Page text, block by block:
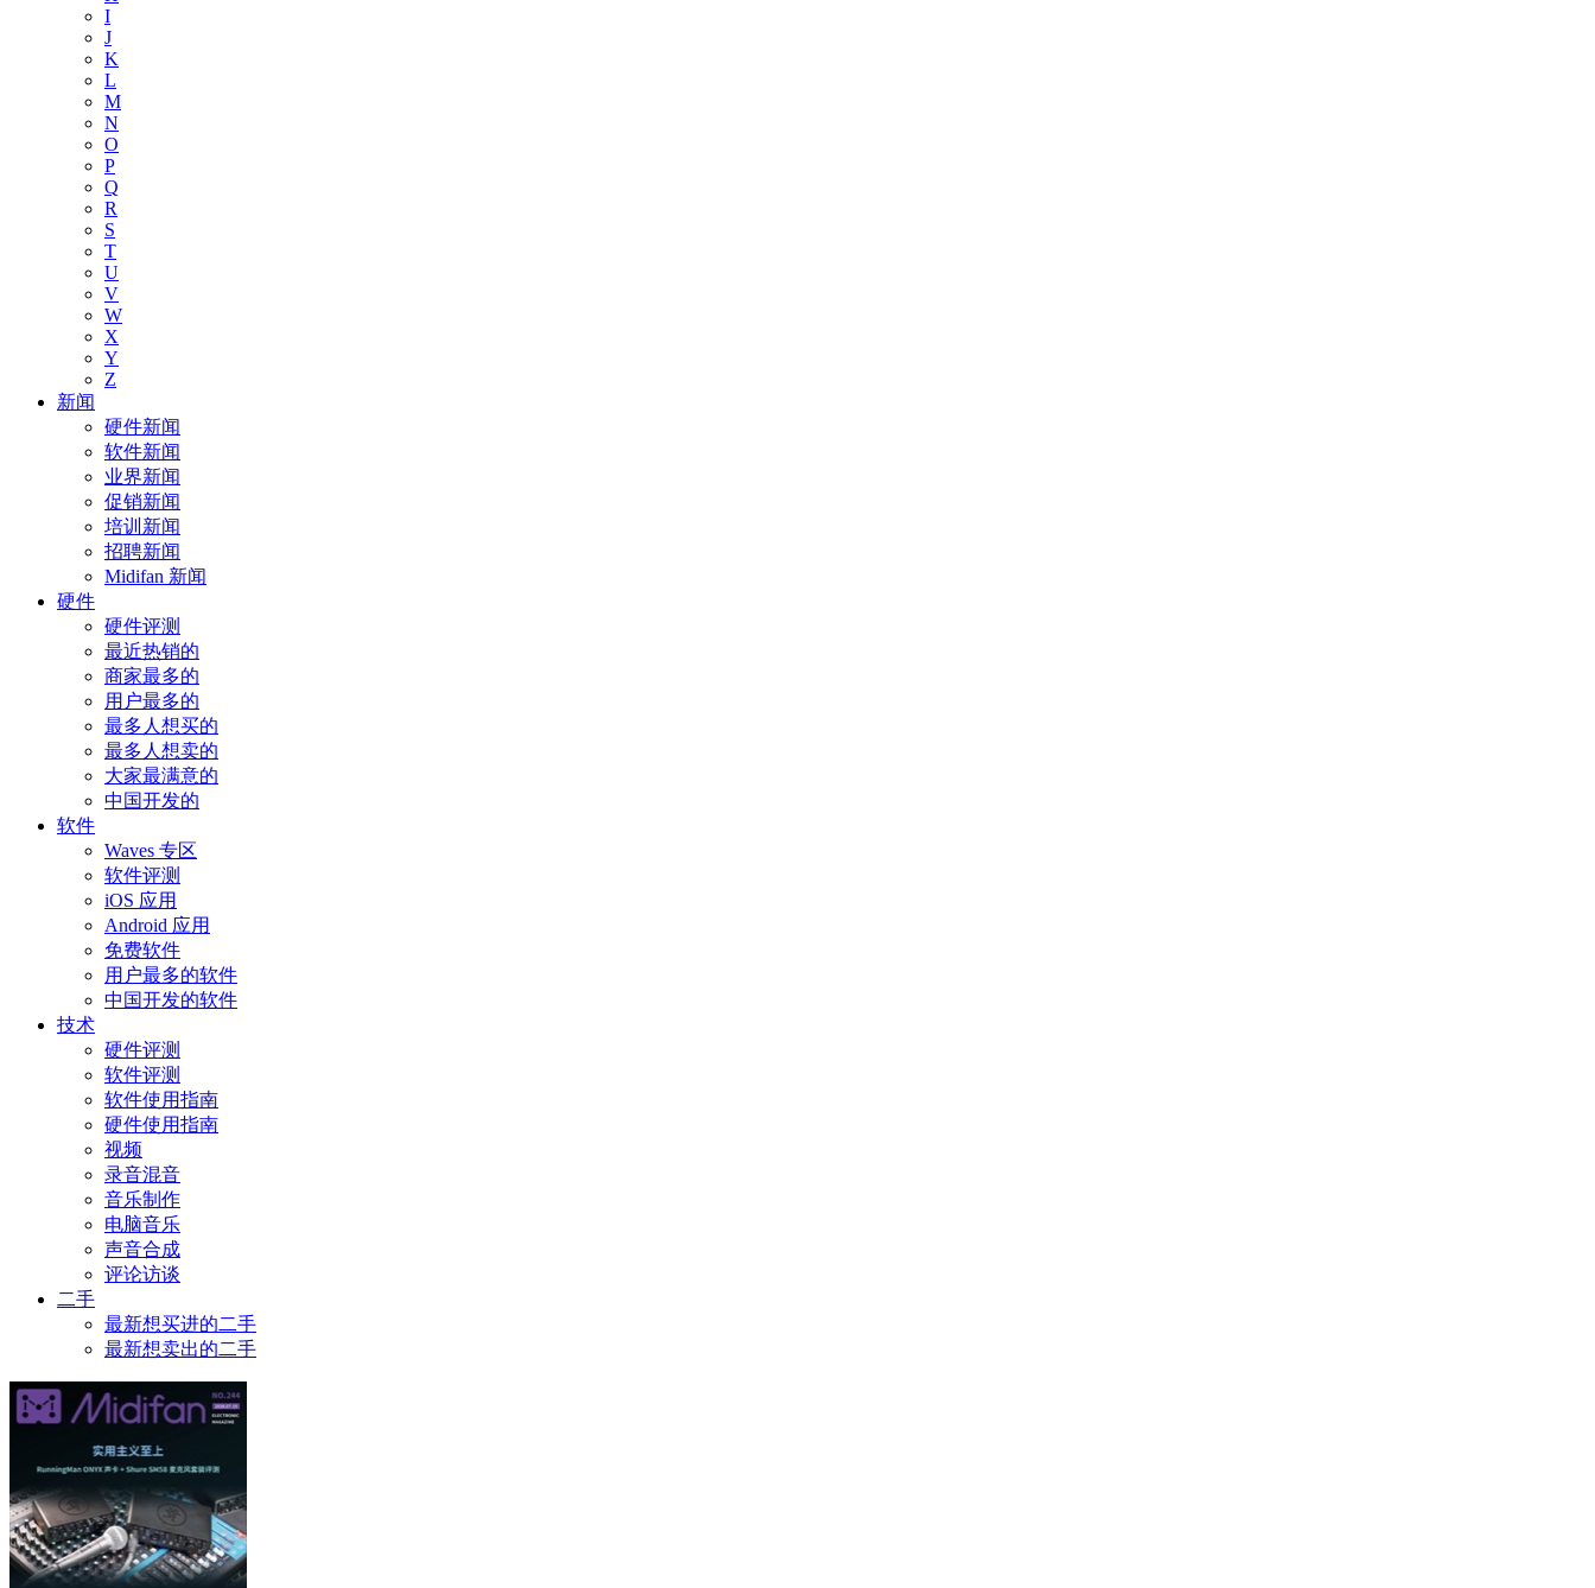
I
J
K
L
M
N
O
P
Q
R
S
T
U
V
W
X
Y
Z
新闻
硬件新闻
软件新闻
业界新闻
促销新闻
培训新闻
招聘新闻
Midifan 新闻
硬件
硬件评测
最近热销的
商家最多的
用户最多的
最多人想买的
最多人想卖的
大家最满意的
中国开发的
软件
Waves 专区
软件评测
iOS 应用
Android 应用
免费软件
用户最多的软件
中国开发的软件
技术
硬件评测
软件评测
软件使用指南
硬件使用指南
视频
录音混音
音乐制作
电脑音乐
声音合成
评论访谈
二手
最新想买进的二手
最新想卖出的二手